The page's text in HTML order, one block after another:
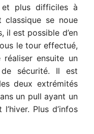
plus difficiles à
classique se noue
il est possible d’en
le tour effectué,
ensuite un
sécurité. Il est
deux extrémités
un pull ayant un
Plus d’infos